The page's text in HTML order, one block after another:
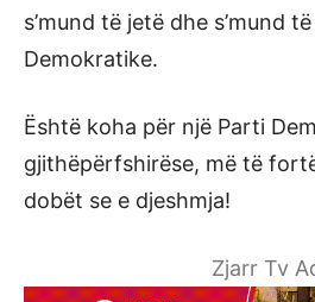
s’mund të jetë dhe s’mund
Demokratike.
Është koha për një Parti
gjithëpërfshirëse, më të
dobët se e djeshmja!
Zjarr Tv